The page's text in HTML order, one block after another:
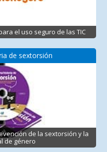
el uso seguro de las TIC
de sextorsión
de la sextorsión y la
de género